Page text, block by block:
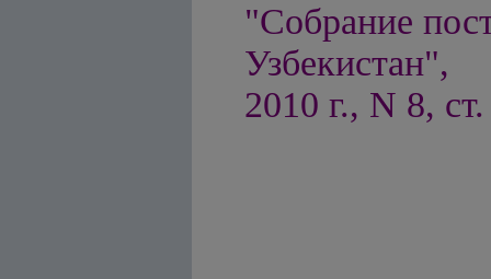
"Собрание
Узбекистан",
2010 г., N 8,